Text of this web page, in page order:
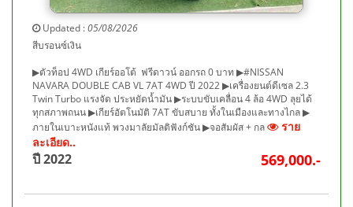
Updated :05/08/2026
สีบรอนซ์เงิน
▶ตัวท็อป 4WD เกียร์ออโต้ ฟรีดาวน์ ออกรถ 0 บาท ▶#NISSAN
NAVARA DOUBLE CAB VL 7AT 4WD ปี 2022 ▶เครื่องยนต์ดีเซล 2.3
Twin Turbo แรงจัด ประหยัดน้ำมัน ▶ระบบขับเคลื่อน 4 ล้อ 4WD ลุยได้
ทุกสภาพถนน ▶เกียร์อัตโนมัติ 7AT ขับสบาย ทั้งในเมืองและทางไกล ▶
ภายในเบาะหนังแท้ พวงมาลัยมัลติฟังก์ชัน ▶จอสัมผัส + กล
ราย
ละเอียด..
ปี 2022 569,000.-